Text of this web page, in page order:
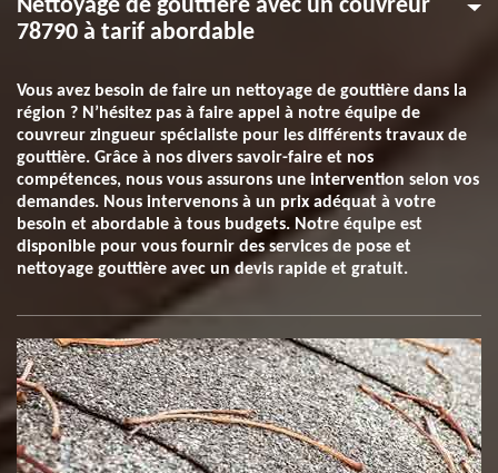
Nettoyage de gouttière avec un couvreur
78790 à tarif abordable
Vous avez besoin de faire un nettoyage de gouttière dans la
région ? N’hésitez pas à faire appel à notre équipe de
couvreur zingueur spécialiste pour les différents travaux de
gouttière. Grâce à nos divers savoir-faire et nos
compétences, nous vous assurons une intervention selon vos
demandes. Nous intervenons à un prix adéquat à votre
besoin et abordable à tous budgets. Notre équipe est
disponible pour vous fournir des services de pose et
nettoyage gouttière avec un devis rapide et gratuit.